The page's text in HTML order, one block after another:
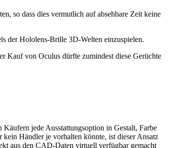
so dass dies vermutlich auf absehbare Zeit keine
der Hololens-Brille 3D-Welten einzuspielen.
Kauf von Oculus dürfte zumindest diese Gerüchte
jede Ausstattungsoption in Gestalt, Farbe
Händler je vorhalten könnte, ist dieser Ansatz
aus den CAD-Daten virtuell verfügbar gemacht